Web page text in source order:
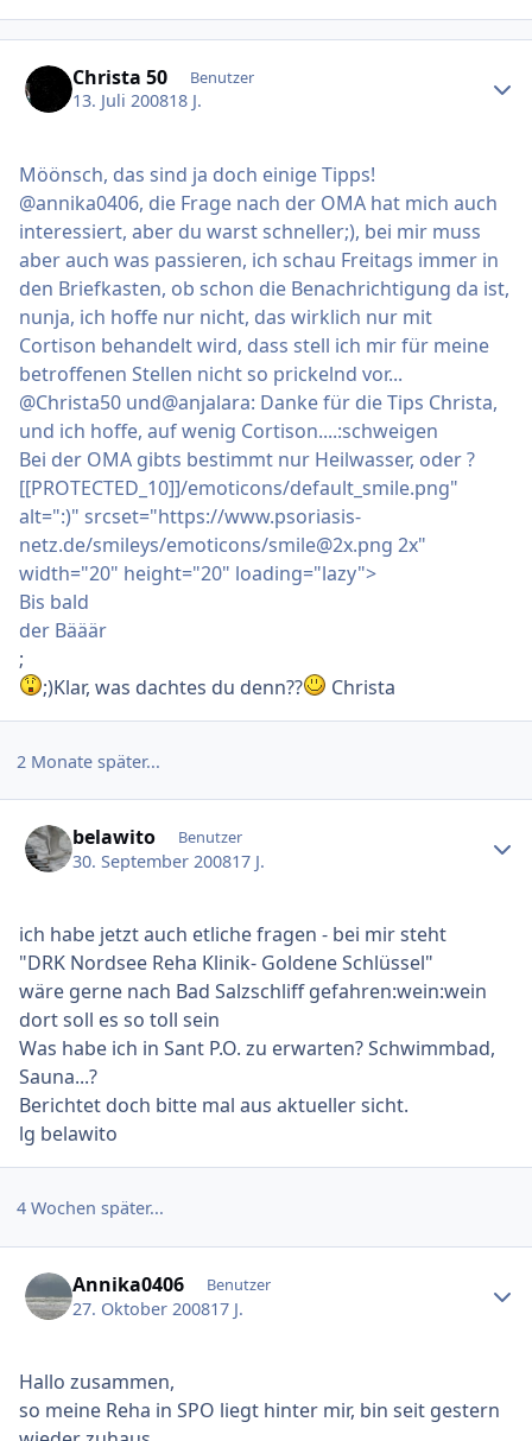
Christa 50 Benutzer
13. Juli 200818 J.
Möönsch, das sind ja doch einige Tipps!
@annika0406, die Frage nach der OMA hat mich auch
interessiert, aber du warst schneller;), bei mir muss
aber auch was passieren, ich schau Freitags immer in
den Briefkasten, ob schon die Benachrichtigung da ist,
nunja, ich hoffe nur nicht, das wirklich nur mit
Cortison behandelt wird, dass stell ich mir für meine
betroffenen Stellen nicht so prickelnd vor...
@Christa50 und@anjalara: Danke für die Tips Christa,
und ich hoffe, auf wenig Cortison....:schweigen
Bei der OMA gibts bestimmt nur Heilwasser, oder ?
[[PROTECTED_10]]/emoticons/default_smile.png"
alt=":)" srcset="https://www.psoriasis-
netz.de/smileys/emoticons/smile@2x.png 2x"
width="20" height="20" loading="lazy">
Bis bald
der Bääär
;
;)Klar, was dachtes du denn??
Christa
2 Monate später...
belawito Benutzer
30. September 200817 J.
ich habe jetzt auch etliche fragen - bei mir steht
"DRK Nordsee Reha Klinik- Goldene Schlüssel"
wäre gerne nach Bad Salzschliff gefahren:wein:wein
dort soll es so toll sein
Was habe ich in Sant P.O. zu erwarten? Schwimmbad,
Sauna...?
Berichtet doch bitte mal aus aktueller sicht.
lg belawito
4 Wochen später...
Annika0406 Benutzer
27. Oktober 200817 J.
Hallo zusammen,
so meine Reha in SPO liegt hinter mir, bin seit gestern